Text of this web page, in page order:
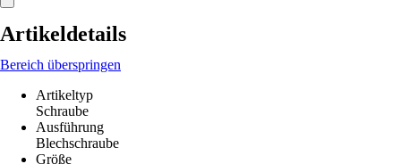
Artikeldetails
Bereich überspringen
Artikeltyp
Schraube
Ausführung
Blechschraube
Größe